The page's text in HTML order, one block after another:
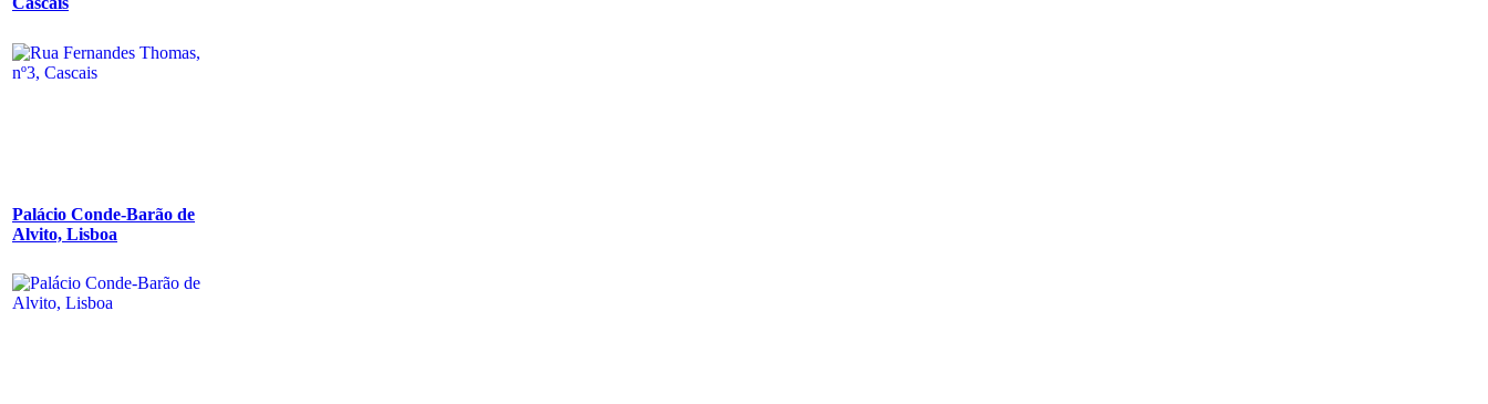
Palácio Conde-Barão de
Alvito, Lisboa